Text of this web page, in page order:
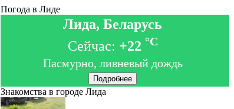
Погода в Лиде
Лида, Беларусь
Сейчас: +22 °C
Пасмурно, ливневый дождь
Подробнее
Знакомства в городе Лида